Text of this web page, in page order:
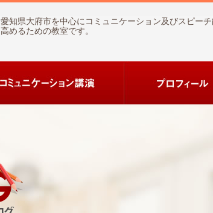
愛知県大府市を中心にコミュニケーション及びスピー
高めるための教室です。